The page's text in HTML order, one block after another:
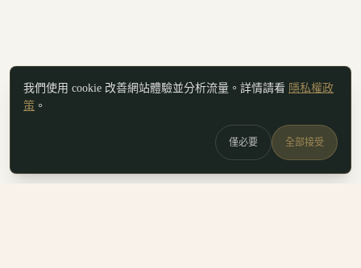
我們使用 cookie 改善網站體驗並分析流量。詳情請看 隱私權政
策 。
僅必要 全部接受